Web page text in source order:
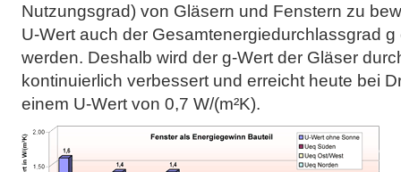
Nutzungsgrad) von Gläsern und Fenstern zu
U-Wert auch der Gesamtenergiedurchlassgrad
werden. Deshalb wird der g-Wert der Gläser
kontinuierlich verbessert und erreicht heute bei
einem U-Wert von 0,7 W/(m²K).